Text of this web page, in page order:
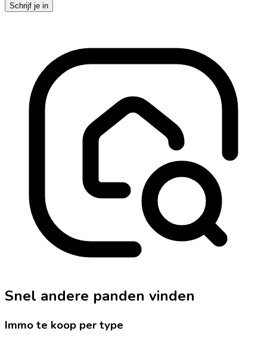
Schrijf je in
Snel andere panden vinden
Immo te koop per type